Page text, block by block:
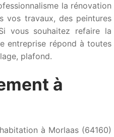
la rénovation
vos travaux, des peintures
vous souhaitez refaire la
entreprise répond à toutes
plafond.
à
à Morlaas (64160)